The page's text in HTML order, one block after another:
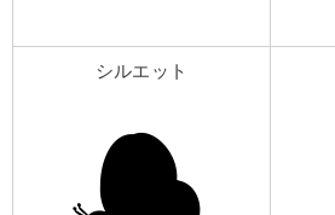
シルエット